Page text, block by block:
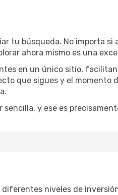
tu búsqueda. No importa si
ahora mismo es una
en un único sitio,
que sigues y el momento
y ese es
niveles de